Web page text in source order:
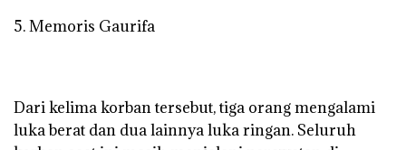
5. Memoris Gaurifa
Dari kelima korban tersebut, tiga orang mengalami
luka berat dan dua lainnya luka ringan. Seluruh